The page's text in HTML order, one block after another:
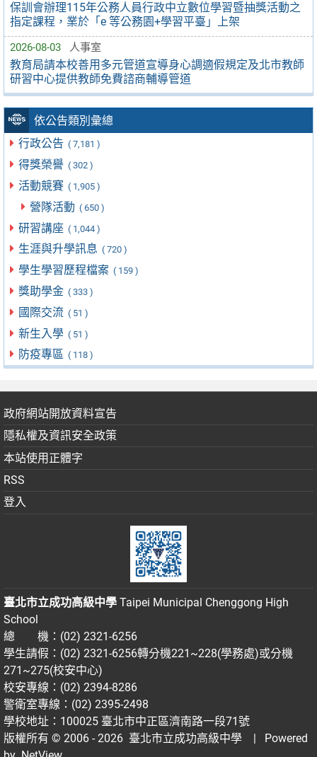
保訓會辦理115年公務人員行政中立數位學習暨抽獎活動之
指定課程，業於「e 等公務園+學習平臺」上架
2026-08-03 人事室
教育局請本校善用多元管道宣導身心調適假規定及北市教師
研習中心提供教師免費諮商輔導管道
依公告類別彙總
行政公告 ( 7,181 )
得獎榮譽 ( 302 )
活動競賽 ( 1,905 )
營隊活動 ( 650 )
研習講座 ( 1,044 )
生涯與升學訊息 ( 720 )
學生學習歷程檔案 ( 159 )
獎助學金 ( 333 )
國際交流 ( 51 )
新生入學 ( 51 )
防疫專區 ( 118 )
政府網站開放資料宣告
隱私權及資訊安全政策
本站使用正體字
RSS
登入
臺北市立成功高級中學 Taipei Municipal Chenggong High
School
總 機：(02) 2321-6256
學生請假：(02) 2321-6256轉分機221~228(學務處)或分機
271~275(校安中心)
校安專線：(02) 2394-8286
警衛室專線：(02) 2395-2498
學校地址：100025 臺北市中正區濟南路一段71號
版權所有 © 2006 - 2026 臺北市立成功高級中學
| Powered